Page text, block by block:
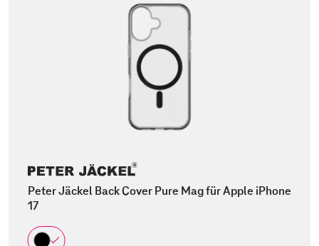
Peter Jäckel Back Cover Pure Mag für Apple iPhone
17